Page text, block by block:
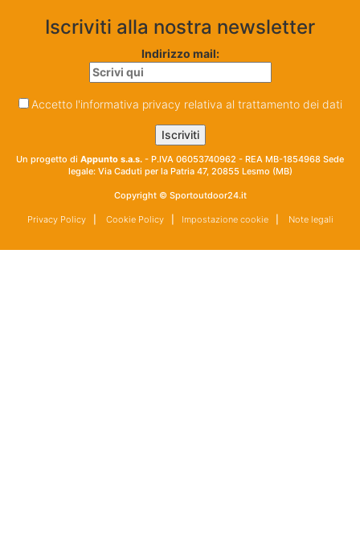
Iscriviti alla nostra newsletter
Indirizzo mail:
Accetto l'informativa privacy relativa al trattamento dei dati
Un progetto di Appunto s.a.s. - P.IVA 06053740962 - REA MB-1854968 Sede
legale: Via Caduti per la Patria 47, 20855 Lesmo (MB)
Copyright © Sportoutdoor24.it
Privacy Policy| Cookie Policy| Impostazione cookie| Note legali